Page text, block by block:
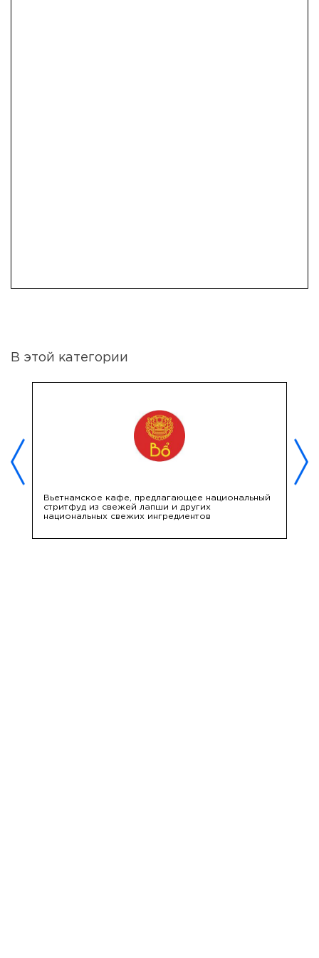
В этой категории
Вьетнамское кафе, предлагающее национальный
стритфуд из свежей лапши и других
национальных свежих ингредиентов